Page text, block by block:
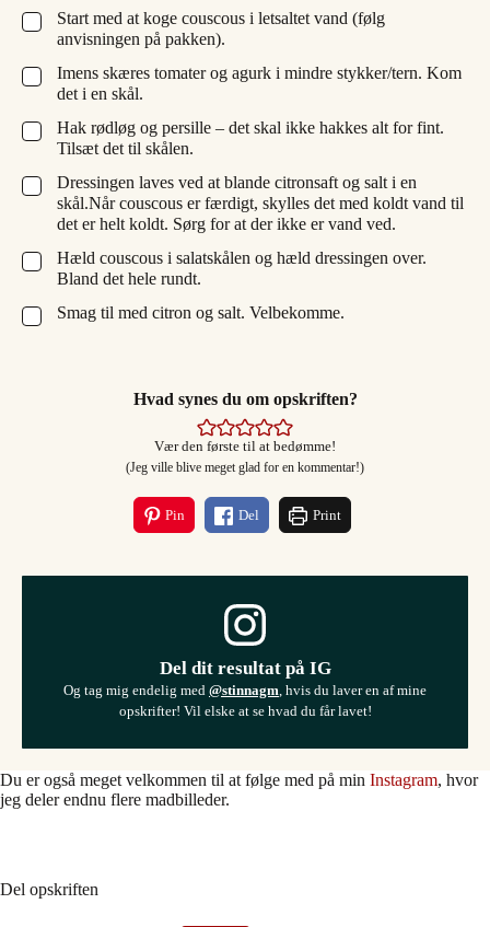
▢
Start med at koge couscous i letsaltet vand (følg
anvisningen på pakken).
▢
Imens skæres tomater og agurk i mindre stykker/tern. Kom
det i en skål.
▢
Hak rødløg og persille – det skal ikke hakkes alt for fint.
Tilsæt det til skålen.
▢
Dressingen laves ved at blande citronsaft og salt i en
skål.Når couscous er færdigt, skylles det med koldt vand til
det er helt koldt. Sørg for at der ikke er vand ved.
▢
Hæld couscous i salatskålen og hæld dressingen over.
Bland det hele rundt.
▢
Smag til med citron og salt. Velbekomme.
Hvad synes du om opskriften?
Vær den første til at bedømme!
(Jeg ville blive meget glad for en kommentar!)
Pin Del Print
Del dit resultat på IG
Og tag mig endelig med @stinnagm , hvis du laver en af mine
opskrifter! Vil elske at se hvad du får lavet!
Du er også meget velkommen til at følge med på min Instagram, hvor
jeg deler endnu flere madbilleder.
Del opskriften